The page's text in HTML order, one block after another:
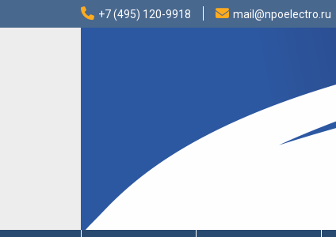
+7 (495) 120-9918 mail@npoelectro.ru